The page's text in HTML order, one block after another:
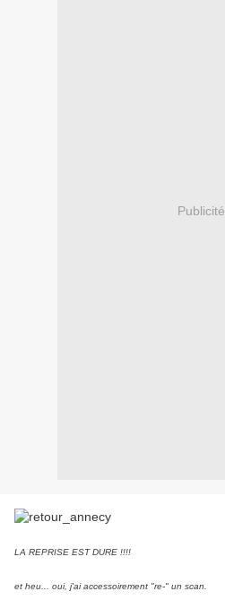
Publicité
LA REPRISE EST DURE !!!!
et heu... oui, j'ai accessoirement "re-" un scan.